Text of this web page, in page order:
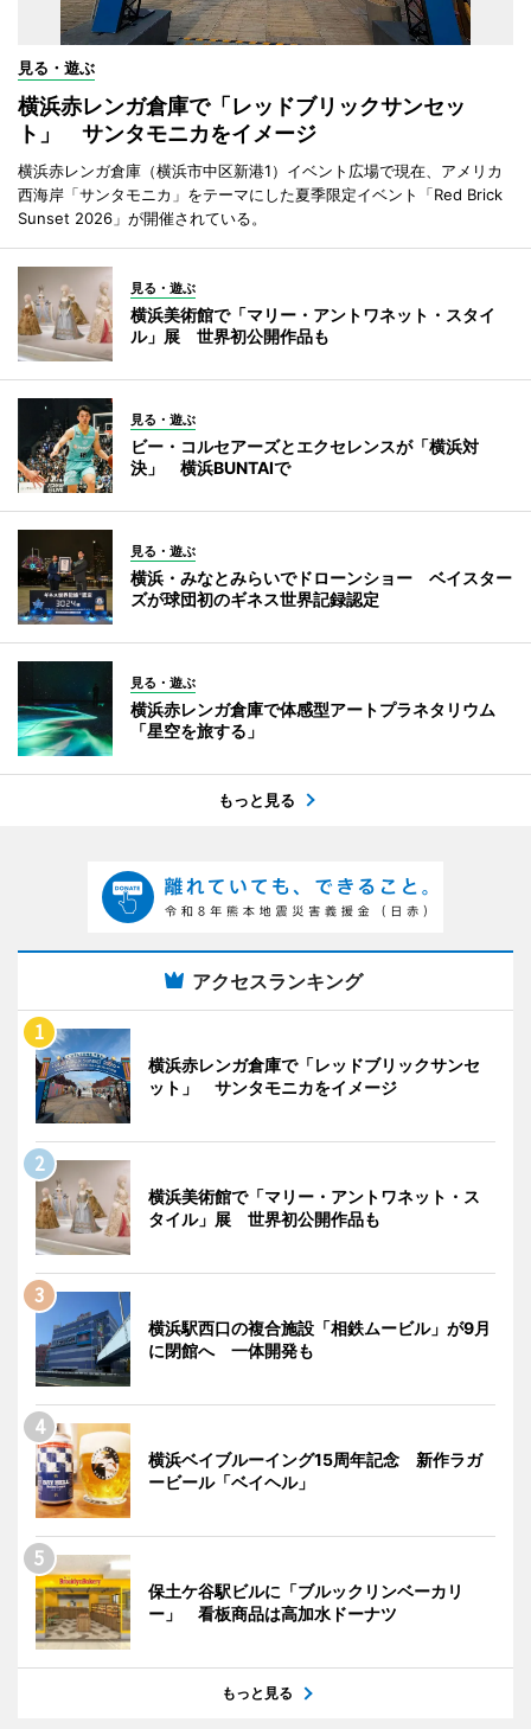
見る・遊ぶ
横浜赤レンガ倉庫で「レッドブリックサンセッ
ト」 サンタモニカをイメージ
横浜赤レンガ倉庫（横浜市中区新港1）イベント広場で現在、アメリカ
西海岸「サンタモニカ」をテーマにした夏季限定イベント「Red Brick
Sunset 2026」が開催されている。
見る・遊ぶ
横浜美術館で「マリー・アントワネット・スタイ
ル」展 世界初公開作品も
見る・遊ぶ
ビー・コルセアーズとエクセレンスが「横浜対
決」 横浜BUNTAIで
見る・遊ぶ
横浜・みなとみらいでドローンショー ベイスター
ズが球団初のギネス世界記録認定
見る・遊ぶ
横浜赤レンガ倉庫で体感型アートプラネタリウム
「星空を旅する」
もっと見る
アクセスランキング
横浜赤レンガ倉庫で「レッドブリックサンセ
ット」 サンタモニカをイメージ
横浜美術館で「マリー・アントワネット・ス
タイル」展 世界初公開作品も
横浜駅西口の複合施設「相鉄ムービル」が9月
に閉館へ 一体開発も
横浜ベイブルーイング15周年記念 新作ラガ
ービール「ベイヘル」
保土ケ谷駅ビルに「ブルックリンベーカリ
ー」 看板商品は高加水ドーナツ
もっと見る